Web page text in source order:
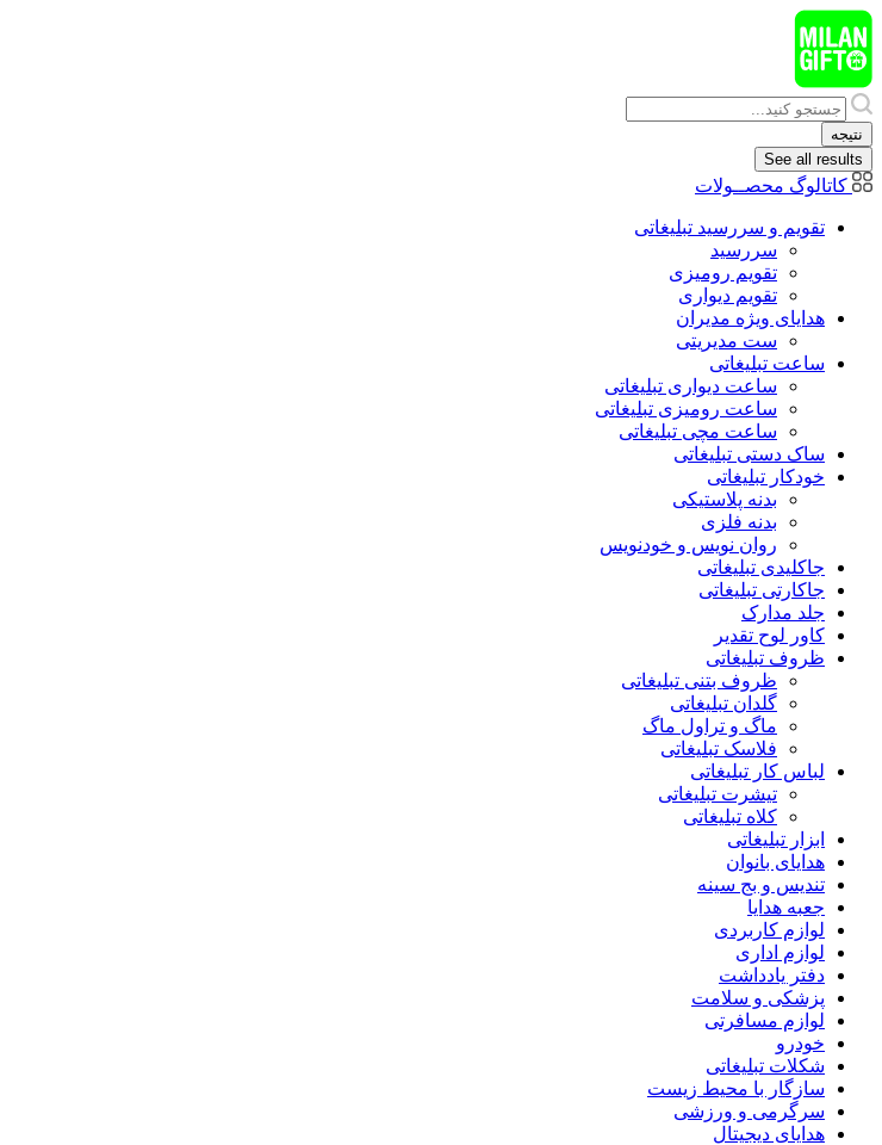
پرش
به
محتوا
Search
...
نتیجه
See all results
کاتالوگ محصــولات
تقویم و سررسید تبلیغاتی
سررسید
تقویم رومیزی
تقویم دیواری
هدایای ويژه مدیران
ست مدیریتی
ساعت تبلیغاتی
ساعت دیواری تبلیغاتی
ساعت رومیزی تبلیغاتی
ساعت مچی تبلیغاتی
ساک دستی تبلیغاتی
خودکار تبلیغاتی
بدنه پلاستیکی
بدنه فلزی
روان نویس و خودنویس
جاکلیدی تبلیغاتی
جاکارتی تبلیغاتی
جلد مدارک
کاور لوح تقدیر
ظروف تبلیغاتی
ظروف بتنی تبلیغاتی
گلدان تبلیغاتی
ماگ و تراول ماگ
فلاسک تبلیغاتی
لباس کار تبلیغاتی
تیشرت تبلیغاتی
کلاه تبلیغاتی
ابزار تبلیغاتی
هدایای بانوان
تندیس و بج سینه
جعبه هدایا
لوازم کاربردی
لوازم اداری
دفتر یادداشت
پزشکی و سلامت
لوازم مسافرتی
خودرو
شکلات تبلیغاتی
سازگار با محیط زیست
سرگرمی و ورزشی
هدایای دیجیتال